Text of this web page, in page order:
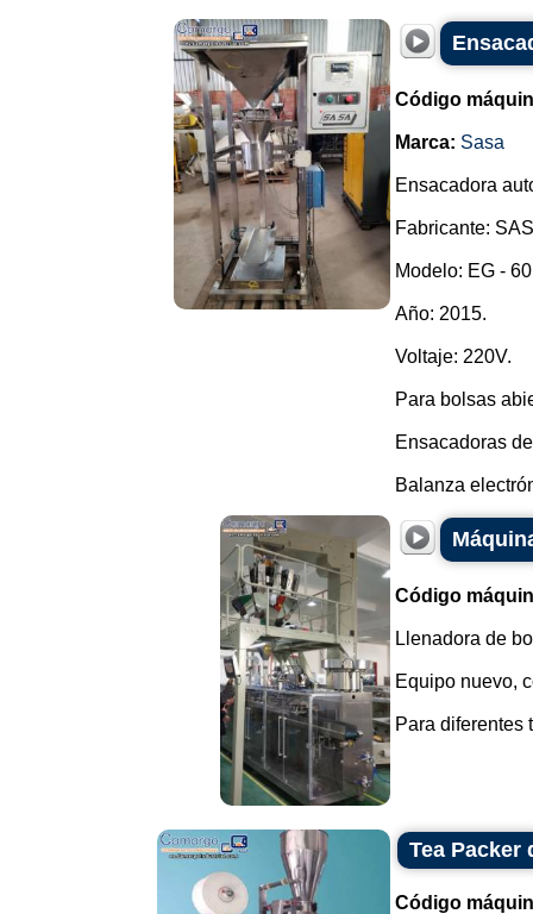
Código
Marca: Sasa
Ensacadora
Fabricante:
Modelo: EG -
Año: 2015.
Voltaje: 220V.
Para bolsas
Ensacadoras
Balanza
Código
Llenadora de
Equipo nuevo,
Para diferentes
Tea Packer
Código